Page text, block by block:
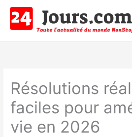
contenu
Résolutions
faciles pour
vie en 2026